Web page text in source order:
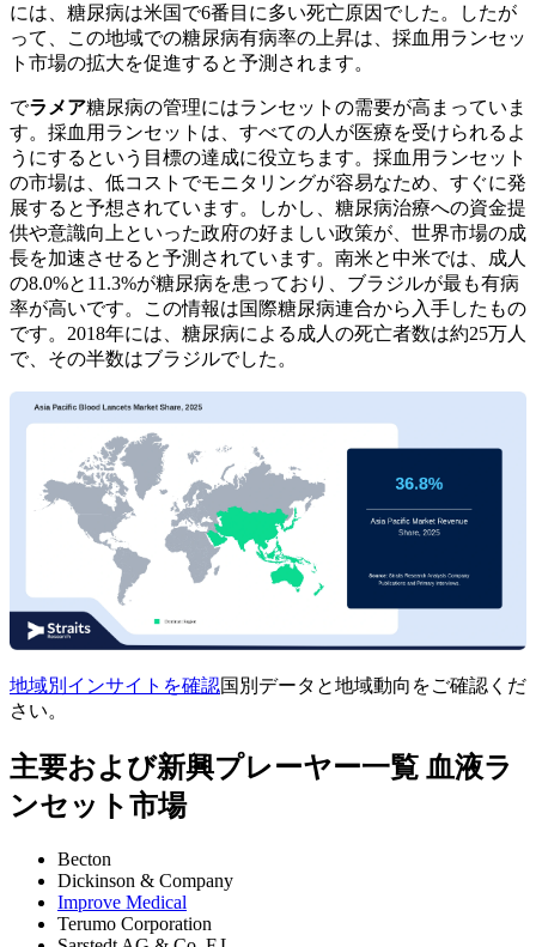
には、糖尿病は米国で6番目に多い死亡原因でした。したが
って、この地域での糖尿病有病率の上昇は、採血用ランセッ
ト市場の拡大を促進すると予測されます。
でラメア糖尿病の管理にはランセットの需要が高まっていま
す。採血用ランセットは、すべての人が医療を受けられるよ
うにするという目標の達成に役立ちます。採血用ランセット
の市場は、低コストでモニタリングが容易なため、すぐに発
展すると予想されています。しかし、糖尿病治療への資金提
供や意識向上といった政府の好ましい政策が、世界市場の成
長を加速させると予測されています。南米と中米では、成人
の8.0%と11.3%が糖尿病を患っており、ブラジルが最も有病
率が高いです。この情報は国際糖尿病連合から入手したもの
です。2018年には、糖尿病による成人の死亡者数は約25万人
で、その半数はブラジルでした。
地域別インサイトを確認国別データと地域動向をご確認くだ
さい。
主要および新興プレーヤー一覧 血液ラ
ンセット市場
Becton
Dickinson & Company
Improve Medical
Terumo Corporation